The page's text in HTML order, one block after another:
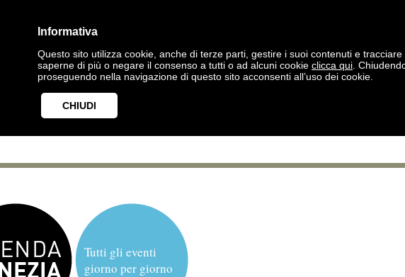
Informativa
Questo sito utilizza cookie, anche di terze parti, gestire i suoi contenuti e
saperne di più o negare il consenso a tutti o ad alcuni cookie clicca qui .
proseguendo nella navigazione di questo sito acconsenti all’uso dei cookie.
CHIUDI
Tutti gli eventi
giorno per giorno